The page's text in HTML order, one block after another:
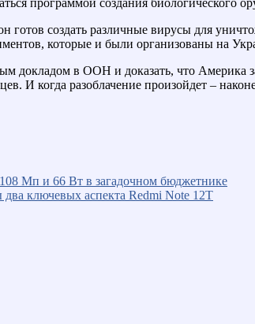
готов создать различные вирусы для
которые и были организованы на
докладом в ООН и доказать, что Америка
И когда разоблачение произойдет –
Мп и 66 Вт в загадочном бюджетнике
два ключевых аспекта Redmi Note 12T